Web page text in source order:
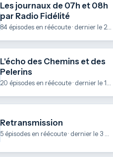
Les journaux de 07h et 08h
par Radio Fidélité
84 épisodes en réécoute · dernier le 21 mai
L'écho des Chemins et des
Pelerins
20 épisodes en réécoute · dernier le 1 mai
Retransmission